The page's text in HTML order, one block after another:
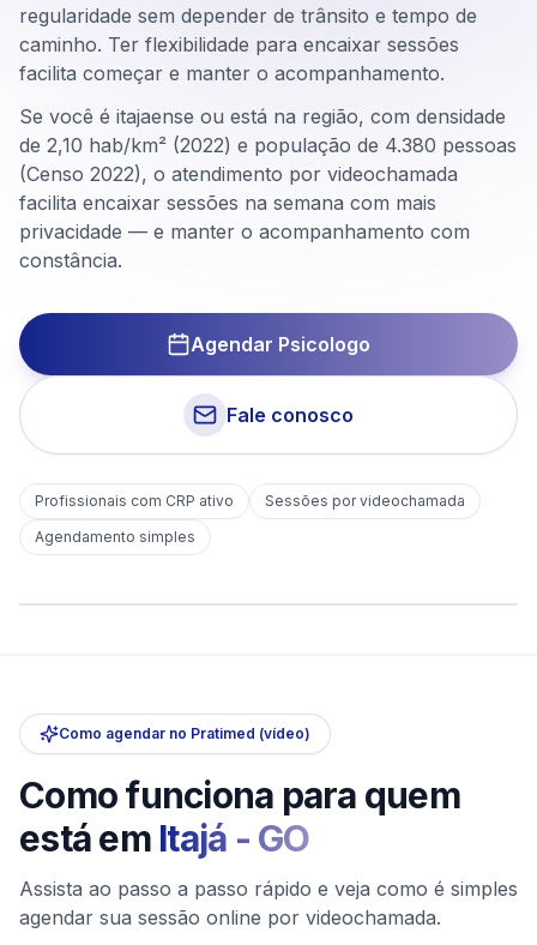
regularidade sem depender de trânsito e tempo de
caminho. Ter flexibilidade para encaixar sessões
facilita começar e manter o acompanhamento.
Se você é itajaense ou está na região, com densidade
de 2,10 hab/km² (2022) e população de 4.380 pessoas
(Censo 2022), o atendimento por videochamada
facilita encaixar sessões na semana com mais
privacidade — e manter o acompanhamento com
constância.
Agendar Psicologo
Fale conosco
Profissionais com CRP ativo
Sessões por videochamada
Agendamento simples
Como agendar no Pratimed (vídeo)
Como funciona para quem
está em Itajá - GO
Assista ao passo a passo rápido e veja como é simples
agendar sua sessão online por videochamada.